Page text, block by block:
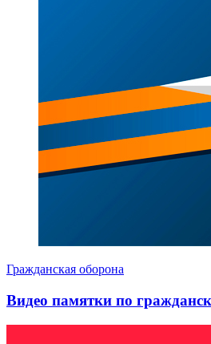
Гражданская оборона
Видео памятки по